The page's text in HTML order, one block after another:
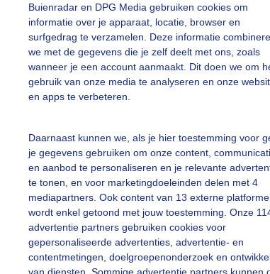
Buienradar en DPG Media gebruiken cookies om
informatie over je apparaat, locatie, browser en
surfgedrag te verzamelen. Deze informatie
we met de gegevens die je zelf deelt met ons, zoals
wanneer je een account aanmaakt. Dit doen we om
gebruik van onze media te analyseren en onze
en apps te verbeteren.
Daarnaast kunnen we, als je hier toestemming voor
je gegevens gebruiken om onze content,
en aanbod te personaliseren en je relevante
te tonen, en voor marketingdoeleinden delen met 4
mediapartners. Ook content van 13 externe
wordt enkel getoond met jouw toestemming. Onze
advertentie partners gebruiken cookies voor
gepersonaliseerde advertenties, advertentie- en
contentmetingen, doelgroepenonderzoek en
Cynthia van Leusden Gemaakt: 17-05-2026, 107x